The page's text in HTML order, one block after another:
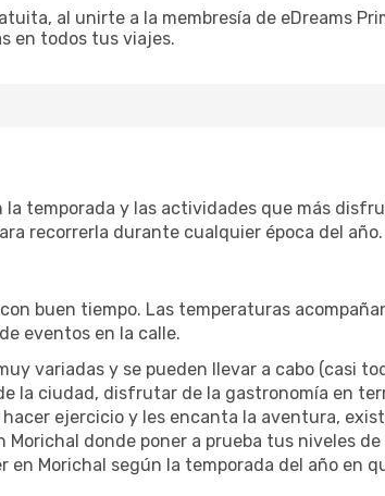
al unirte a la membresía de eDreams
en todos tus viajes.
temporada y las actividades que más
recorrerla durante cualquier época del año.
buen tiempo. Las temperaturas
eventos en la calle.
variadas y se pueden llevar a cabo (casi
la ciudad, disfrutar de la gastronomía en
ejercicio y les encanta la aventura,
donde poner a prueba tus niveles
Morichal según la temporada del año en